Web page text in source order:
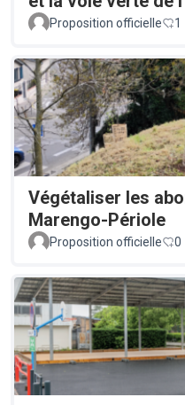
Proposition officielle 1
Végétaliser les
Marengo-Périole
Proposition officielle 0